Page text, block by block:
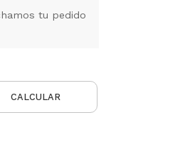
tu pedido
CALCULAR